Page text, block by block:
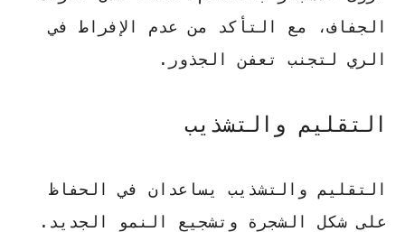
الجفاف، مع التأكد من عدم الإفراط في
الري لتجنب تعفن الجذور.
التقليم والتشذيب
التقليم والتشذيب يساعدان في الحفاظ
على شكل الشجرة وتشجيع النمو الجديد.